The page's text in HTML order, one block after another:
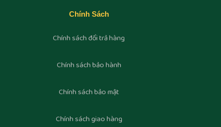
Chính Sách
Chính sách đổi trả hàng
Chính sách bảo hành
Chính sách bảo mật
Chính sách giao hàng